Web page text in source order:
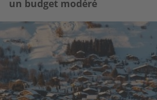
un budget modéré
Image